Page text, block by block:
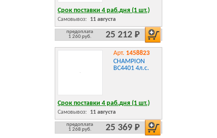
Срок поставки 4 раб.дня (1 шт.)
Самовывоз: 11 августа
предоплата
1 260 руб.
25 212 Р
Арт. 1458823
CHAMPION
BC4401 4л.с.
Срок поставки 4 раб.дня (1 шт.)
Самовывоз: 11 августа
предоплата
1 268 руб.
25 369 Р